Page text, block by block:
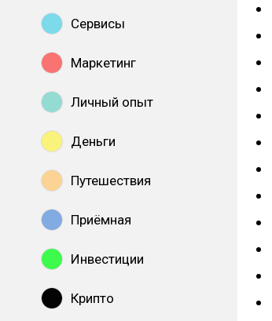
Сервисы
Маркетинг
Личный опыт
Деньги
Путешествия
Приёмная
Инвестиции
Крипто